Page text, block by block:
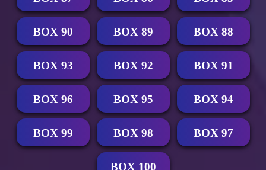
BOX 88
BOX 89
BOX 90
BOX 91
BOX 92
BOX 93
BOX 94
BOX 95
BOX 96
BOX 97
BOX 98
BOX 99
BOX 100